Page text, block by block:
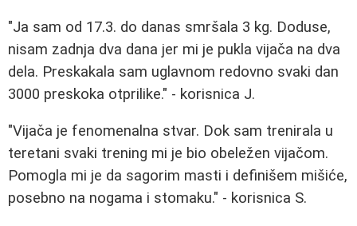
"Ja sam od 17.3. do danas smršala 3 kg. Doduse,
nisam zadnja dva dana jer mi je pukla vijača na dva
dela. Preskakala sam uglavnom redovno svaki dan
3000 preskoka otprilike." - korisnica J.
"Vijača je fenomenalna stvar. Dok sam trenirala u
teretani svaki trening mi je bio obeležen vijačom.
Pomogla mi je da sagorim masti i definišem mišiće,
posebno na nogama i stomaku." - korisnica S.